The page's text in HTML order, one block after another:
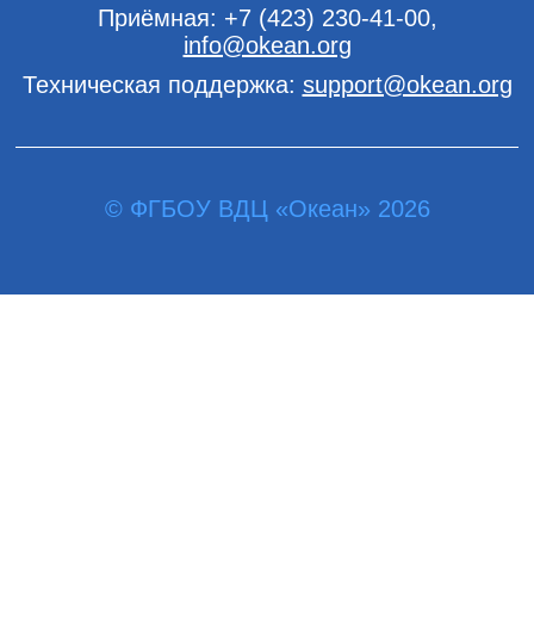
Приёмная: +7 (423) 230-41-00,
info@okean.org
Техническая поддержка: support@okean.org
© ФГБОУ ВДЦ «Океан» 2026